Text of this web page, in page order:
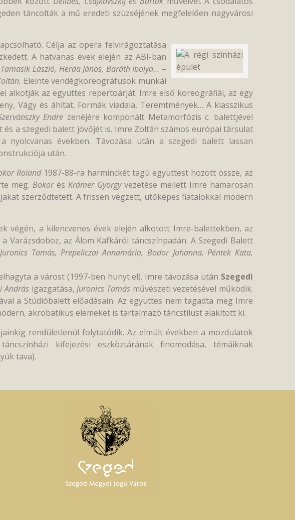
táncolták a mű eredeti szüzséjének megfelelően nagyvárosi
Célja az opera felvirágoztatása
A hatvanas évek elején az ABI-ban
László, Herda János, Baráth Ibolya… –
Eleinte vendégkoreográfusok munkái
alkotják az együttes repertoárját. Imre első koreográfiái, az egy
Vágy és áhítat, Formák viadala, Teremtmények… A klasszikus
Endre zenéjére komponált Metamorfózis c. balettjével
a szegedi balett jövőjét is. Imre Zoltán számos európai társulat
években. Távozása után a szegedi balett lassan
után.
Roland1987-88-ra harminckét tagú együttest hozott össze, az
meg. Bokorés Krámer Györgyvezetése mellett Imre hamarosan
szerződtetett. A frissen végzett, ütőképes fiatalokkal modern
végén, a kilencvenes évek elején alkotott Imre-balettekben, az
Varázsdoboz, az Álom Kafkáról táncszínpadán. A Szegedi Balett
Tamás, Prepeliczai Annamária, Bodor Johanna, Péntek Kata,
a várost (1997-ben hunyt el). Imre távozása után Szegedi
Andrásigazgatása, Juronics Tamásművészeti vezetésével működik.
a Stúdióbalett előadásain. Az együttes nem tagadta meg Imre
akrobatikus elemeket is tartalmazó táncstílust alakított ki.
rendületlenül folytatódik. Az elmúlt években a mozdulatok
kifejezési eszköztárának finomodása, témáiknak
tava).